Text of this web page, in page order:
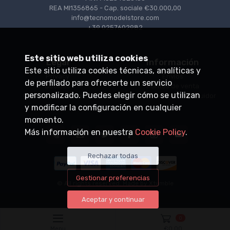
REA MI1356865 - Cap. sociale €30.000,00
info@tecnomodelstore.com
+39 0257602982
Legal
Cookies
Condiciones de venta
Información
Puntos de venta
Conviértase en distribuidor
© All rights reserved. Made by
Este sitio web utiliza cookies
Este sitio utiliza cookies técnicas, analíticas y
de perfilado para ofrecerte un servicio
personalizado. Puedes elegir cómo se utilizan
y modificar la configuración en cualquier
momento.
Más información en nuestra Cookie Policy.
Rechazar todas
Gestionar preferencias
Aceptar y continuar